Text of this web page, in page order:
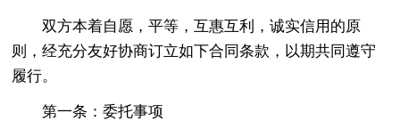
双方本着自愿，平等，互惠互利，诚实信用的原
则，经充分友好协商订立如下合同条款，以期共同遵守
履行。
第一条：委托事项